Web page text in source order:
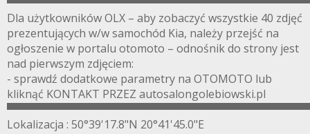
Dla użytkowników OLX – aby zobaczyć wszystkie 40 zdjęć
prezentujących w/w samochód Kia, należy przejść na
ogłoszenie w portalu otomoto – odnośnik do strony jest
nad pierwszym zdjęciem:
- sprawdź dodatkowe parametry na OTOMOTO lub
kliknąć KONTAKT PRZEZ autosalongolebiowski.pl
Lokalizacja : 50°39'17.8"N 20°41'45.0"E